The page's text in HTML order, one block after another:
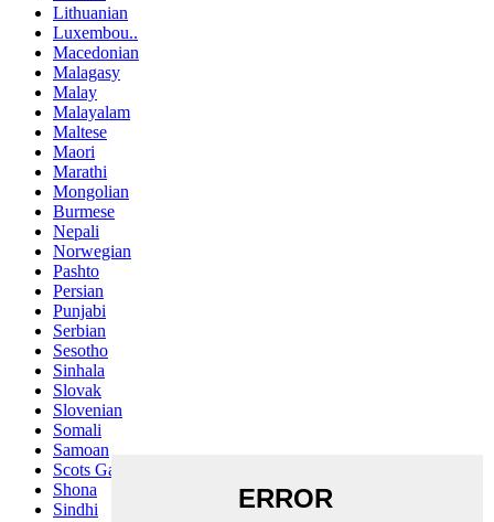
Lithuanian
Luxembou..
Macedonian
Malagasy
Malay
Malayalam
Maltese
Maori
Marathi
Mongolian
Burmese
Nepali
Norwegian
Pashto
Persian
Punjabi
Serbian
Sesotho
Sinhala
Slovak
Slovenian
Somali
Samoan
Scots Gaelic
Shona
Sindhi